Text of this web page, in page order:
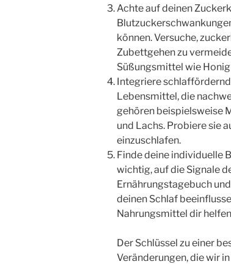
Achte auf deinen
können. Versuche,
Zubettgehen zu
Süßungsmittel wie
Integriere
Lebensmittel, die
gehören beispielsweise
und Lachs. Probiere sie
einzuschlafen.
Finde deine individuelle
wichtig, auf die Signale
Ernährungstagebuch
deinen Schlaf
Nahrungsmittel dir
Der Schlüssel zu einer
Veränderungen, die wir